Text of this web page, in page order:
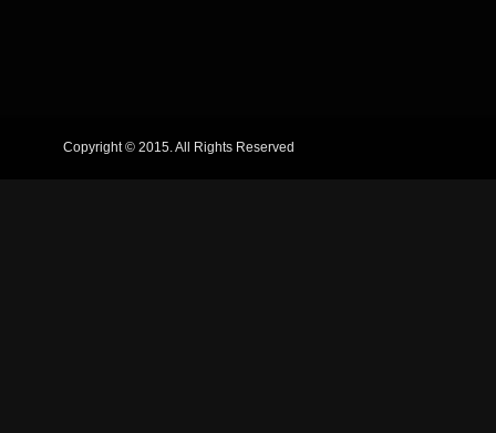
Copyright © 2015. All Rights Reserved